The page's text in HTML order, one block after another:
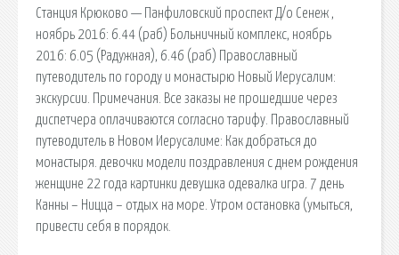
Станция Крюково — Панфиловский проспект Д/о Сенеж ,
ноябрь 2016: 6.44 (раб) Больничный комплекс, ноябрь
2016: 6.05 (Радужная), 6.46 (раб) Православный
путеводитель по городу и монастырю Новый Иерусалим:
экскурсии. Примечания. Все заказы не прошедшие через
диспетчера оплачиваются согласно тарифу. Православный
путеводитель в Новом Иерусалиме: Как добраться до
монастыря. девочки модели поздравления с днем рождения
женщине 22 года картинки девушка одевалка игра. 7 день
Канны – Ницца – отдых на море. Утром остановка (умыться,
привести себя в порядок.